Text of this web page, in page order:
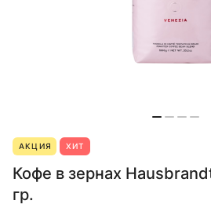
АКЦИЯ ХИТ
Кофе в зернах
гр.